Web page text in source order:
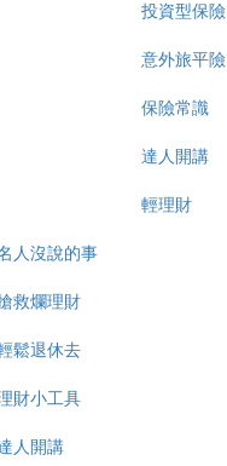
投資型保險
意外旅平險
保險常識
達人開講
輕理財
人沒說的事
救爛理財
鬆退休去
財小工具
人開講